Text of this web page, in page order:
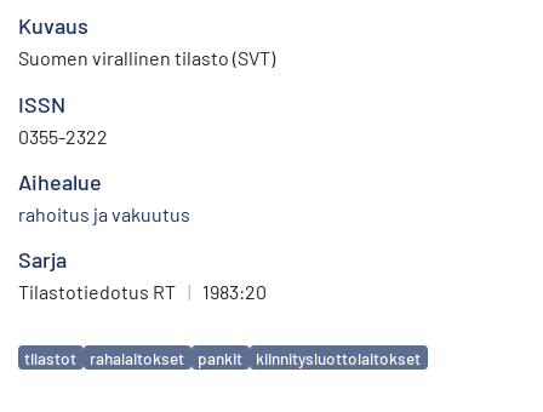
Kuvaus
Suomen virallinen tilasto (SVT)
ISSN
0355-2322
Aihealue
rahoitus ja vakuutus
Sarja
Tilastotiedotus RT | 1983:20
Avainsanat
tilastot rahalaitokset pankit kiinnitysluottolaitokset